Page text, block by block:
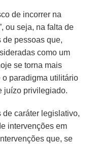
de incorrer na
ou seja, na falta de
de pessoas que,
como um
se torna mais
o paradigma utilitário
juízo privilegiado.
de caráter legislativo,
intervenções em
que, se